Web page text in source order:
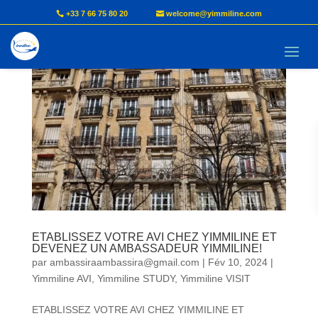
+33 7 66 75 80 20 welcome@yimmiline.com
ETABLISSEZ VOTRE AVI CHEZ YIMMILINE ET
DEVENEZ UN AMBASSADEUR YIMMILINE!
par ambassiraambassira@gmail.com | Fév 10, 2024|
Yimmiline AVI Yimmiline STUDY, Yimmiline VISIT
ETABLISSEZ VOTRE AVI CHEZ YIMMILINE ET